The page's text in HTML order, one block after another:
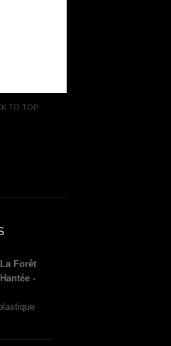
TO TOP
La Forêt
Hantée -